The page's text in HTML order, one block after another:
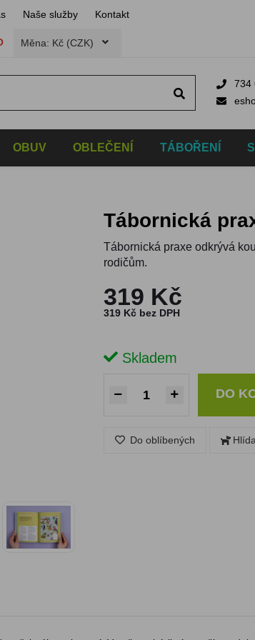
Naše služby Kontakt
Měna: Kč (CZK)
734
OBUV OBLEČENÍ TÁBOŘENÍ
Tábornická
Tábornická praxe odkrývá
rodičům.
319 Kč
319 Kč bez DPH
Skladem
DO
Do oblíbených